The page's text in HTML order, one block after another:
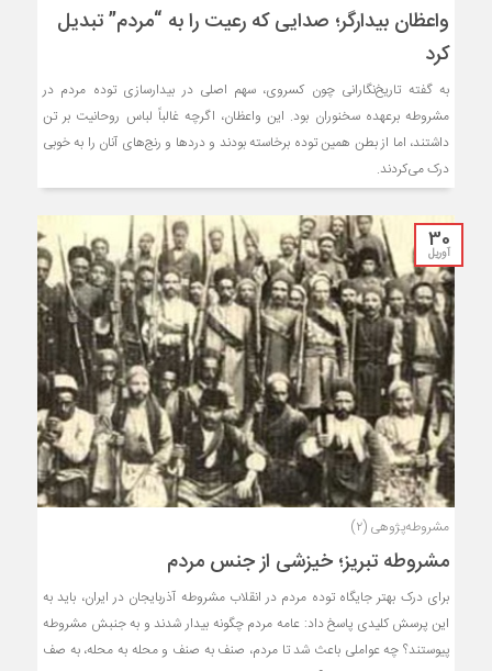
واعظان بیدارگر؛ صدایی که رعیت را به “مردم” تبدیل
کرد
به گفته تاریخ‌نگارانی چون کسروی، سهم اصلی در بیدارسازی توده مردم در
مشروطه برعهده سخنوران بود. این واعظان، اگرچه غالباً لباس روحانیت بر تن
داشتند، اما از بطن همین توده برخاسته بودند و دردها و رنج‌های آنان را به خوبی
درک می‌کردند.
30
آوریل
مشروطه‌پژوهی (۲)
مشروطه تبریز؛ خیزشی از جنس مردم
برای درک بهتر جایگاه توده مردم در انقلاب مشروطه آذربایجان در ایران، باید به
این پرسش کلیدی پاسخ داد: عامه مردم چگونه بیدار شدند و به جنبش مشروطه
پیوستند؟ چه عواملی باعث شد تا مردم، صنف به صنف و محله به محله، به صف